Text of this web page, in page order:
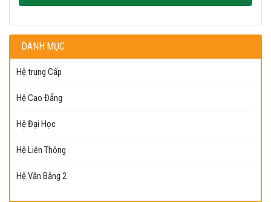
DANH MỤC
Hệ trung Cấp
Hệ Cao Đẳng
Hệ Đại Học
Hệ Liên Thông
Hệ Văn Bằng 2